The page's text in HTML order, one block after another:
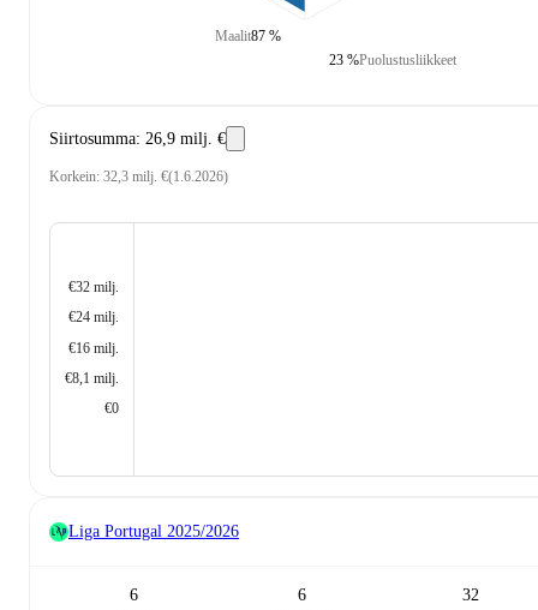
Maalit87 %
Puolustusliikkeet
23 %
Siirtosumma: 26,9 milj. €
Korkein: 32,3 milj. €(1.6.2026)
€32 milj.
€24 milj.
€16 milj.
€8,1 milj.
€0
Liga Portugal 2025/2026
6 6 32